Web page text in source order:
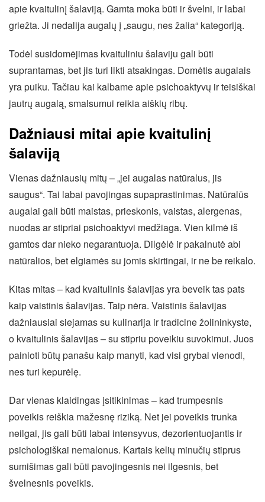
apie kvaitulinį šalaviją. Gamta moka būti ir švelni, ir labai
griežta. Ji nedalija augalų į „saugu, nes žalia“ kategoriją.
Todėl susidomėjimas kvaituliniu šalaviju gali būti
suprantamas, bet jis turi likti atsakingas. Domėtis augalais
yra puiku. Tačiau kai kalbame apie psichoaktyvų ir teisiškai
jautrų augalą, smalsumui reikia aiškių ribų.
Dažniausi mitai apie kvaitulinį
šalaviją
Vienas dažniausių mitų – „jei augalas natūralus, jis
saugus“. Tai labai pavojingas supaprastinimas. Natūralūs
augalai gali būti maistas, prieskonis, vaistas, alergenas,
nuodas ar stipriai psichoaktyvi medžiaga. Vien kilmė iš
gamtos dar nieko negarantuoja. Dilgėlė ir pakalnutė abi
natūralios, bet elgiamės su jomis skirtingai, ir ne be reikalo.
Kitas mitas – kad kvaitulinis šalavijas yra beveik tas pats
kaip vaistinis šalavijas. Taip nėra. Vaistinis šalavijas
dažniausiai siejamas su kulinarija ir tradicine žolininkyste,
o kvaitulinis šalavijas – su stipriu poveikiu suvokimui. Juos
painioti būtų panašu kaip manyti, kad visi grybai vienodi,
nes turi kepurėlę.
Dar vienas klaidingas įsitikinimas – kad trumpesnis
poveikis reiškia mažesnę riziką. Net jei poveikis trunka
neilgai, jis gali būti labai intensyvus, dezorientuojantis ir
psichologiškai nemalonus. Kartais kelių minučių stiprus
sumišimas gali būti pavojingesnis nei ilgesnis, bet
švelnesnis poveikis.